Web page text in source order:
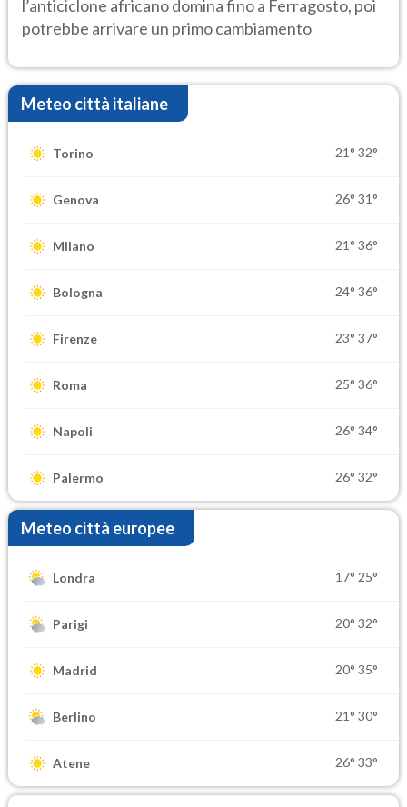
l’anticiclone africano domina fino a Ferragosto, poi
potrebbe arrivare un primo cambiamento
Meteo città italiane
Torino 21° 32°
Genova 26° 31°
Milano 21° 36°
Bologna 24° 36°
Firenze 23° 37°
Roma 25° 36°
Napoli 26° 34°
Palermo 26° 32°
Meteo città europee
Londra 17° 25°
Parigi 20° 32°
Madrid 20° 35°
Berlino 21° 30°
Atene 26° 33°